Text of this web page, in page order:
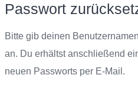
Passwort
Bitte gib deinen
an. Du erhältst anschließend
neuen Passworts per E-Mail.